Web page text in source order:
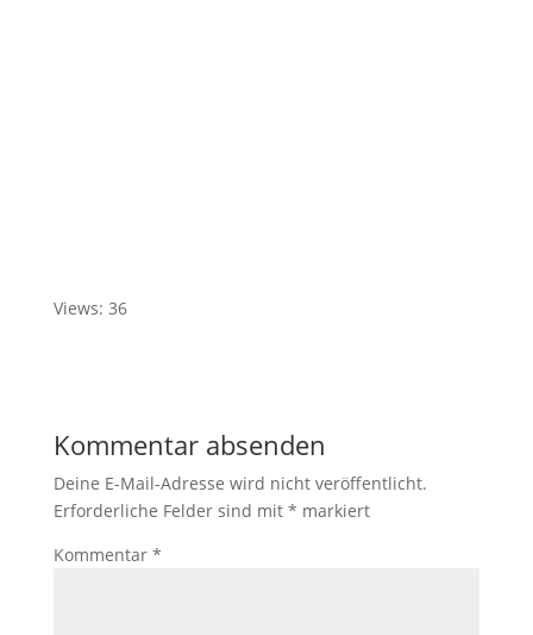
Views: 36
Kommentar absenden
Deine E-Mail-Adresse wird nicht veröffentlicht.
Erforderliche Felder sind mit * markiert
Kommentar *